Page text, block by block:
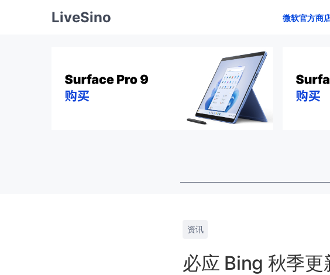
LiveSino 微软官方商
资讯
必应 Bing 秋季